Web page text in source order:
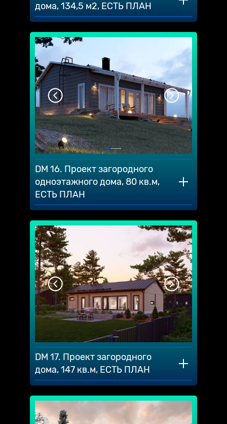
дома, 134,5 м2, ЕСТЬ ПЛАН
DM 16. Проект загородного
одноэтажного дома, 80 кв.м,
ЕСТЬ ПЛАН
DM 17. Проект загородного
дома, 147 кв.м, ЕСТЬ ПЛАН